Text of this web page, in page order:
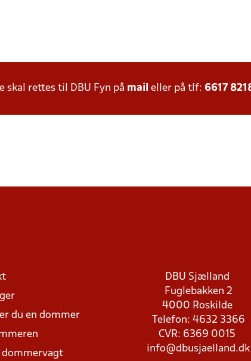
skal rettes til DBU Fyn på mail eller på tlf: 6617
du en dommer
dommervagt
DBU Sjælland
Fuglebakken 2
4000 Roskilde
Telefon: 4632 3366
CVR: 6369 0015
info@dbusjaelland.dk